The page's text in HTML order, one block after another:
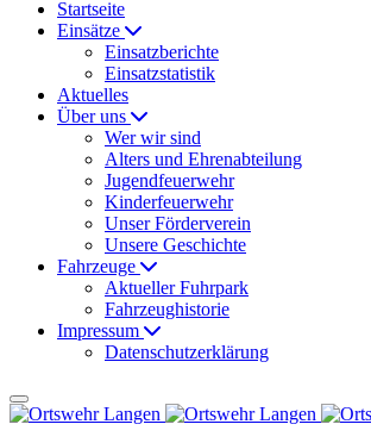
Startseite
Einsätze
Einsatzberichte
Einsatzstatistik
Aktuelles
Über uns
Wer wir sind
Alters und Ehrenabteilung
Jugendfeuerwehr
Kinderfeuerwehr
Unser Förderverein
Unsere Geschichte
Fahrzeuge
Aktueller Fuhrpark
Fahrzeughistorie
Impressum
Datenschutzerklärung